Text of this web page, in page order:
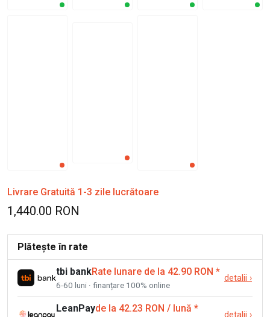
Livrare Gratuită 1-3 zile lucrătoare
1,440.00 RON
Plătește în rate
tbi bankRate lunare de la 42.90 RON *
6-60 luni · finanțare 100% online
detalii ›
LeanPayde la 42.23 RON / lună *